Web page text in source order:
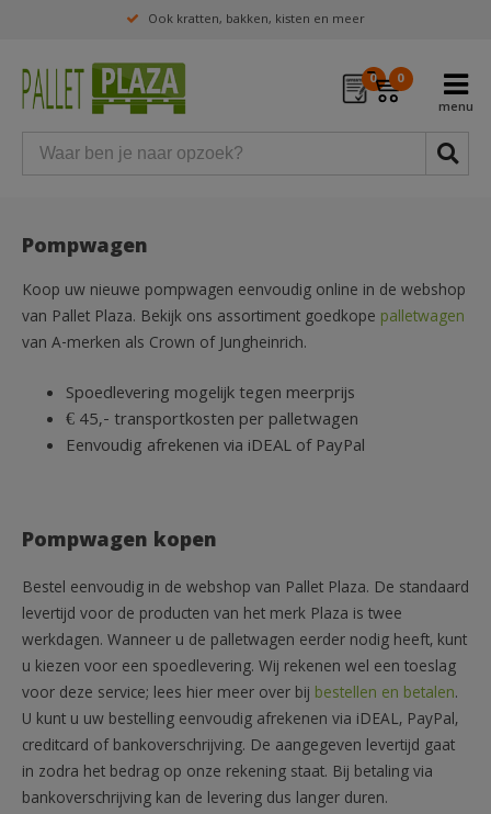
Ook kratten, bakken, kisten en meer
0 0
Pompwagen
Koop uw nieuwe pompwagen eenvoudig online in de webshop
van Pallet Plaza. Bekijk ons assortiment goedkope palletwagen
van A-merken als Crown of Jungheinrich.
Spoedlevering mogelijk tegen meerprijs
€ 45,- transportkosten per palletwagen
Eenvoudig afrekenen via iDEAL of PayPal
Pompwagen kopen
Bestel eenvoudig in de webshop van Pallet Plaza. De standaard
levertijd voor de producten van het merk Plaza is twee
werkdagen. Wanneer u de palletwagen eerder nodig heeft, kunt
u kiezen voor een spoedlevering. Wij rekenen wel een toeslag
voor deze service; lees hier meer over bij bestellen en betalen.
U kunt u uw bestelling eenvoudig afrekenen via iDEAL, PayPal,
creditcard of bankoverschrijving. De aangegeven levertijd gaat
in zodra het bedrag op onze rekening staat. Bij betaling via
bankoverschrijving kan de levering dus langer duren.